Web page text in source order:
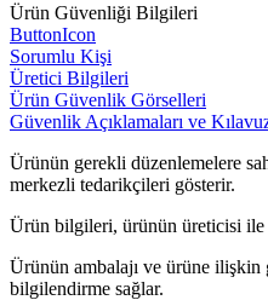
Ürün Güvenliği Bilgileri
ButtonIcon
Sorumlu Kişi
Üretici Bilgileri
Ürün Güvenlik Görselleri
Güvenlik Açıklamaları ve
Ürünün gerekli düzenlemelere
merkezli tedarikçileri gösterir.
Ürün bilgileri, ürünün üreticisi
Ürünün ambalajı ve ürüne ilişkin
bilgilendirme sağlar.